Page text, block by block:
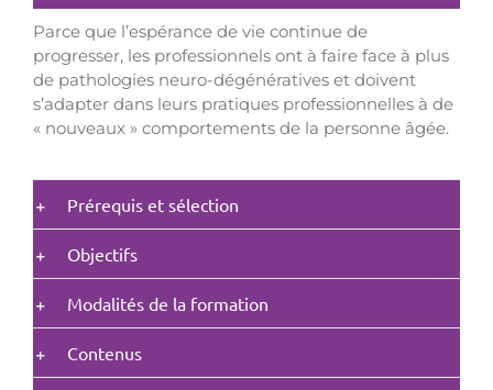
Parce que l’espérance de vie continue de
progresser, les professionnels ont à faire face à plus
de pathologies neuro-dégénératives et doivent
s’adapter dans leurs pratiques professionnelles à de
« nouveaux » comportements de la personne âgée.
Prérequis et sélection
Objectifs
Modalités de la formation
Contenus